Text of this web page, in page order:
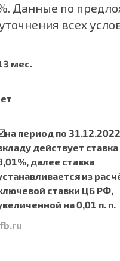
Данные по
всех
мес.
период по
действует ставка
далее ставка
из
ставки ЦБ РФ,
на 0,01 п. п.